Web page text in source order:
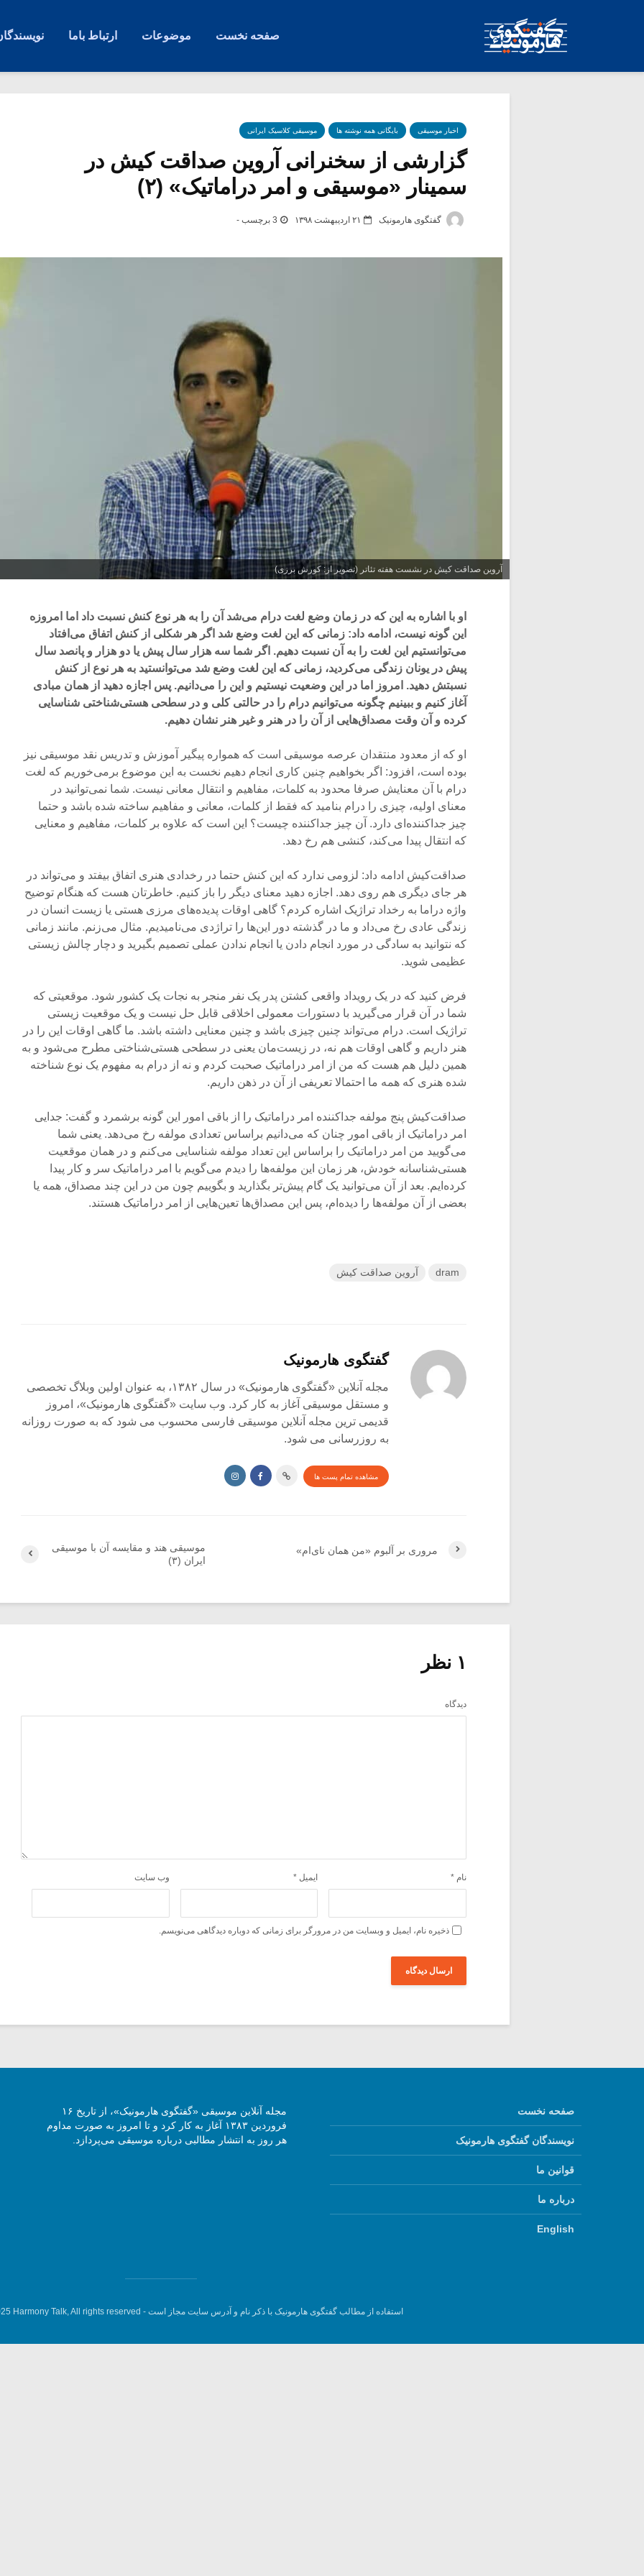
صفحه نخست موضوعات ارتباط باما
اخبار موسیقی بایگانی همه نوشته ها موسیقی کلاسیک ایرانی
گزارشی از سخنرانی آروین صداقت کیش در
سمینار «موسیقی و امر دراماتیک» (۲)
گفتگوی هارمونیک ۲۱ اردیبهشت ۱۳۹۸ 3 برچسب -
آروین صداقت کیش در نشست هفته تئاتر (تصویر از: کورش برزی)
او با اشاره به این که در زمان وضع لغت درام می‌شد آن را به هر نوع کنش نسبت داد اما امروزه
این گونه نیست، ادامه داد: زمانی که این لغت وضع شد اگر هر شکلی از کنش اتفاق می‌افتاد
می‌توانستیم این لغت را به آن نسبت دهیم. اگر شما سه هزار سال پیش یا دو هزار و پانصد سال
پیش در یونان زندگی می‌کردید، زمانی که این لغت وضع شد می‌توانستید به هر نوع از کنش
نسبتش دهید. امروز اما در این وضعیت نیستیم و این را می‌دانیم. پس اجازه دهید از همان مبادی
آغاز کنیم و ببینیم چگونه می‌توانیم درام را در حالتی کلی و در سطحی هستی‌شناختی شناسایی
کرده و آن وقت مصداق‌هایی از آن را در هنر و غیر هنر نشان دهیم.
او که از معدود منتقدان عرصه موسیقی است که همواره پیگیر آموزش و تدریس نقد موسیقی نیز
بوده است، افزود: اگر بخواهیم چنین کاری انجام دهیم نخست به این موضوع برمی‌خوریم که لغت
درام با آن معنایش صرفا محدود به کلمات، مفاهیم و انتقال معانی نیست. شما نمی‌توانید در
معنای اولیه، چیزی را درام بنامید که فقط از کلمات، معانی و مفاهیم ساخته شده باشد و حتما
چیز جداکننده‌ای دارد. آن چیز جداکننده چیست؟ این است که علاوه بر کلمات، مفاهیم و معنایی
که انتقال پیدا می‌کند، کنشی هم رخ دهد.
صداقت‌کیش ادامه داد: لزومی ندارد که این کنش حتما در رخدادی هنری اتفاق بیفتد و می‌تواند در
هر جای دیگری هم روی دهد. اجازه دهید معنای دیگر را باز کنیم. خاطرتان هست که هنگام توضیح
واژه دراما به رخداد تراژیک اشاره کردم؟ گاهی اوقات پدیده‌های مرزی هستی یا زیست انسان در
زندگی عادی رخ می‌داد و ما در گذشته دور این‌ها را تراژدی می‌نامیدیم. مثال می‌زنم. مانند زمانی
که نتوانید به سادگی در مورد انجام دادن یا انجام ندادن عملی تصمیم بگیرید و دچار چالش زیستی
عظیمی شوید.
فرض کنید که در یک رویداد واقعی کشتن پدر یک نفر منجر به نجات یک کشور شود. موقعیتی که
شما در آن قرار می‌گیرید با دستورات معمولی اخلاقی قابل حل نیست و یک موقعیت زیستی
تراژیک است. درام می‌تواند چنین چیزی باشد و چنین معنایی داشته باشد. ما گاهی اوقات این را در
هنر داریم و گاهی اوقات هم نه، در زیست‌مان یعنی در سطحی هستی‌شناختی مطرح می‌شود و به
همین دلیل هم هست که من از امر دراماتیک صحبت کردم و نه از درام به مفهوم یک نوع شناخته
شده هنری که همه ما احتمالا تعریفی از آن در ذهن داریم.
صداقت‌کیش پنج مولفه جداکننده امر دراماتیک را از باقی امور این گونه برشمرد و گفت: جدایی
امر دراماتیک از باقی امور چنان که می‌دانیم براساس تعدادی مولفه رخ می‌دهد. یعنی شما
می‌گویید من امر دراماتیک را براساس این تعداد مولفه شناسایی می‌کنم و در همان موقعیت
هستی‌شناسانه خودش، هر زمان این مولفه‌ها را دیدم می‌گویم با امر دراماتیک سر و کار پیدا
کرده‌ایم. بعد از آن می‌توانید یک گام پیش‌تر بگذارید و بگوییم چون من در این چند مصداق، همه یا
بعضی از آن مولفه‌ها را دیده‌ام، پس این مصداق‌ها تعین‌هایی از امر دراماتیک هستند.
dram آروین صداقت کیش
گفتگوی هارمونیک
مجله آنلاین «گفتگوی هارمونیک» در سال ۱۳۸۲، به عنوان اولین وبلاگ تخصصی
و مستقل موسیقی آغاز به کار کرد. وب سایت «گفتگوی هارمونیک»، امروز
قدیمی ترین مجله آنلاین موسیقی فارسی محسوب می شود که به صورت روزانه
به روزرسانی می شود.
مشاهده تمام پست ها
موسیقی هند و مقایسه آن با موسیقی
ایران (۳)
مروری بر آلبوم «من همان نای‌ام»
۱ نظر
دیدگاه
نام * ایمیل * وب‌ سایت
ذخیره نام، ایمیل و وبسایت من در مرورگر برای زمانی که دوباره دیدگاهی می‌نویسم.
صفحه نخست
نویسندگان گفتگوی هارمونیک
قوانین ما
درباره ما
English
مجله آنلاین موسیقی «گفتگوی هارمونیک»، از تاریخ ۱۶
فروردین ۱۳۸۳ آغاز به کار کرد و تا امروز به صورت مداوم
هر روز به انتشار مطالبی درباره موسیقی می‌پردازد.
استفاده از مطالب گفتگوی هارمونیک با ذکر نام و آدرس سایت مجاز است - Harmony Talk, All rights reserved.